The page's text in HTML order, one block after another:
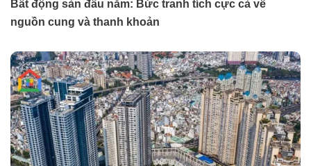
Bất động sản đầu năm: Bức tranh tích cực cả về
nguồn cung và thanh khoản